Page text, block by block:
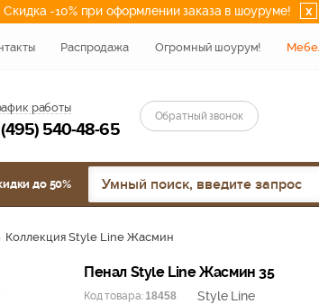
Скидка -10% при оформлении заказа в шоуруме! x
Распродажа Огромный шоурум!
работы
540-48-65
Обратный звонок
до 50%
Коллекция Style Line Жасмин
Пенал Style Line Жасмин 35
Код товара: 18458 Style Line